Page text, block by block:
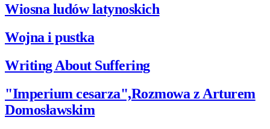
Wiosna ludów latynoskich
Wojna i pustka
Writing About Suffering
"Imperium cesarza",Rozmowa z Arturem
Domosławskim